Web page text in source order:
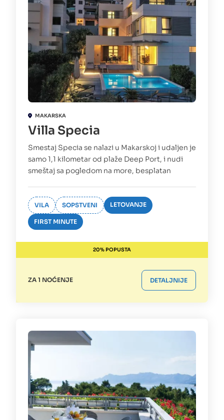
MAKARSKA
Villa Specia
Smestaj Specia se nalazi u Makarskoj i udaljen je
samo 1,1 kilometar od plaže Deep Port, i nudi
smeštaj sa pogledom na more, besplatan
VILA SOPSTVENI LETOVANJE
FIRST MINUTE
20% POPUSTA
ZA 1 NOĆENJE DETALJNIJE